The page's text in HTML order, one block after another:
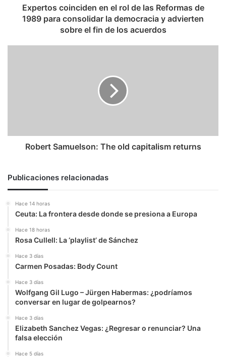
Expertos coinciden en el rol de las Reformas de
1989 para consolidar la democracia y advierten
sobre el fin de los acuerdos
Robert Samuelson: The old capitalism returns
Publicaciones relacionadas
Hace 14 horas
Ceuta: La frontera desde donde se presiona a Europa
Hace 18 horas
Rosa Cullell: La ‘playlist’ de Sánchez
Hace 3 días
Carmen Posadas: Body Count
Hace 3 días
Wolfgang Gil Lugo – Jürgen Habermas: ¿podríamos
conversar en lugar de golpearnos?
Hace 3 días
Elizabeth Sanchez Vegas: ¿Regresar o renunciar? Una
falsa elección
Hace 5 días